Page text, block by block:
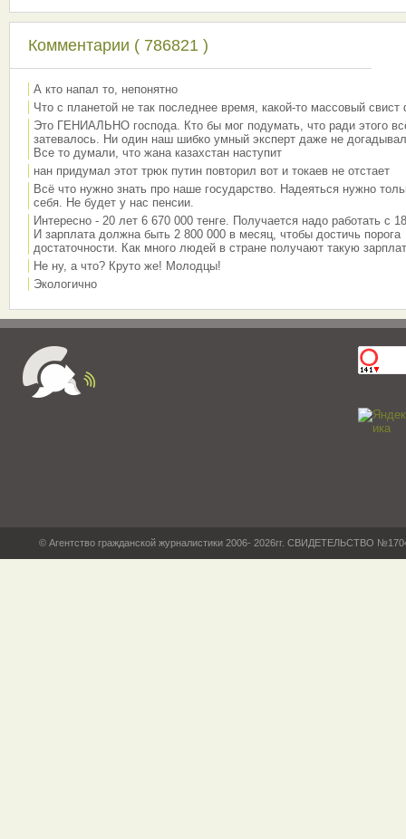
Комментарии ( 786821 )
А кто напал то, непонятно
Что с планетой не так последнее время, какой-то массовый свист
Это ГЕНИАЛЬНО господа. Кто бы мог подумать, что ради этого
затевалось. Ни один наш шибко умный эксперт даже не
Все то думали, что жана казахстан наступит
нан придумал этот трюк путин повторил вот и токаев не отстает
Всё что нужно знать про наше государство. Надеяться нужно
себя. Не будет у нас пенсии.
Интересно - 20 лет 6 670 000 тенге. Получается надо работать с
И зарплата должна быть 2 800 000 в месяц, чтобы достичь порога
достаточности. Как много людей в стране получают такую
Не ну, а что? Круто же! Молодцы!
Экологично
© Агентство гражданской журналистики 2006- 2026гг. СВИДЕТЕЛЬСТВО